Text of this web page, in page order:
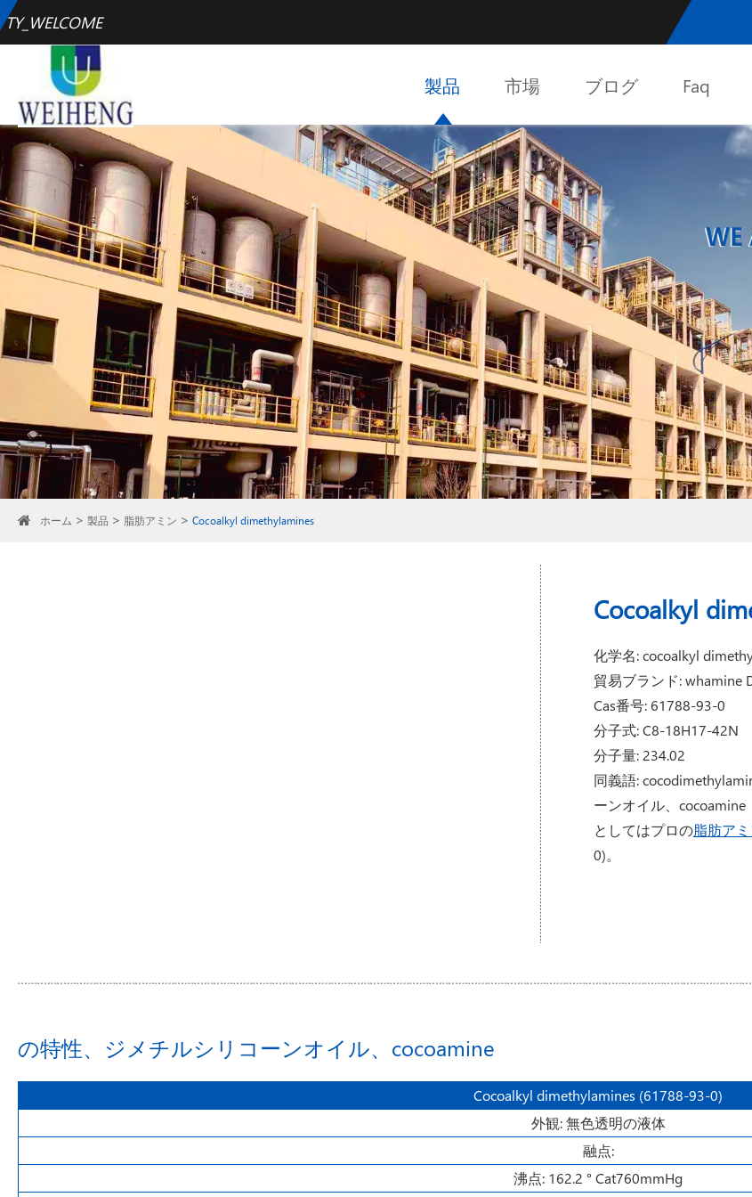
TY_WELCOME
製品 市場 ブログ Faq
ホーム 製品 脂肪アミン Cocoalkyl dimethylamines
Cocoalkyl
化学名: cocoalkyl
貿易ブランド: whamine
Cas番号: 61788-93-0
分子式: C8-18H17-42N
分子量: 234.02
同義語:
ーンオイル、cocoamine
としてはプロの脂肪ア
0)。
の特性、ジメチルシリコーンオイル、cocoamine
Cocoalkyl dimethylamines (61788-93-0)
外観: 無色透明の液体
融点:
沸点: 162.2 ° Cat760mmHg